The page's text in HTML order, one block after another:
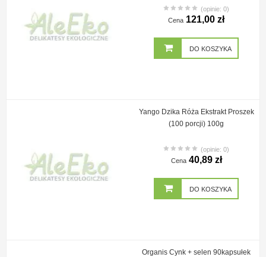
(opinie: 0)
Cena 121,00 zł
DO KOSZYKA
Yango Dzika Róża Ekstrakt Proszek
(100 porcji) 100g
(opinie: 0)
Cena 40,89 zł
DO KOSZYKA
Organis Cynk + selen 90kapsułek